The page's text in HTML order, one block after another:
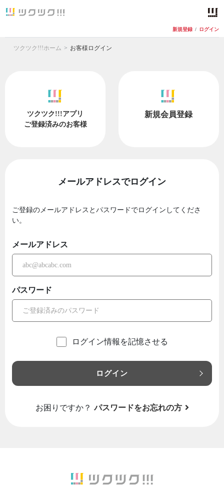
新規登録 / ログイン
ツクツク!!!ホーム お客様ログイン
ツクツク!!!アプリ
ご登録済みのお客様
新規会員登録
メールアドレスでログイン
ご登録のメールアドレスとパスワードでログインしてくださ
い。
メールアドレス
パスワード
ログイン情報を記憶させる
ログイン
お困りですか？ パスワードをお忘れの方